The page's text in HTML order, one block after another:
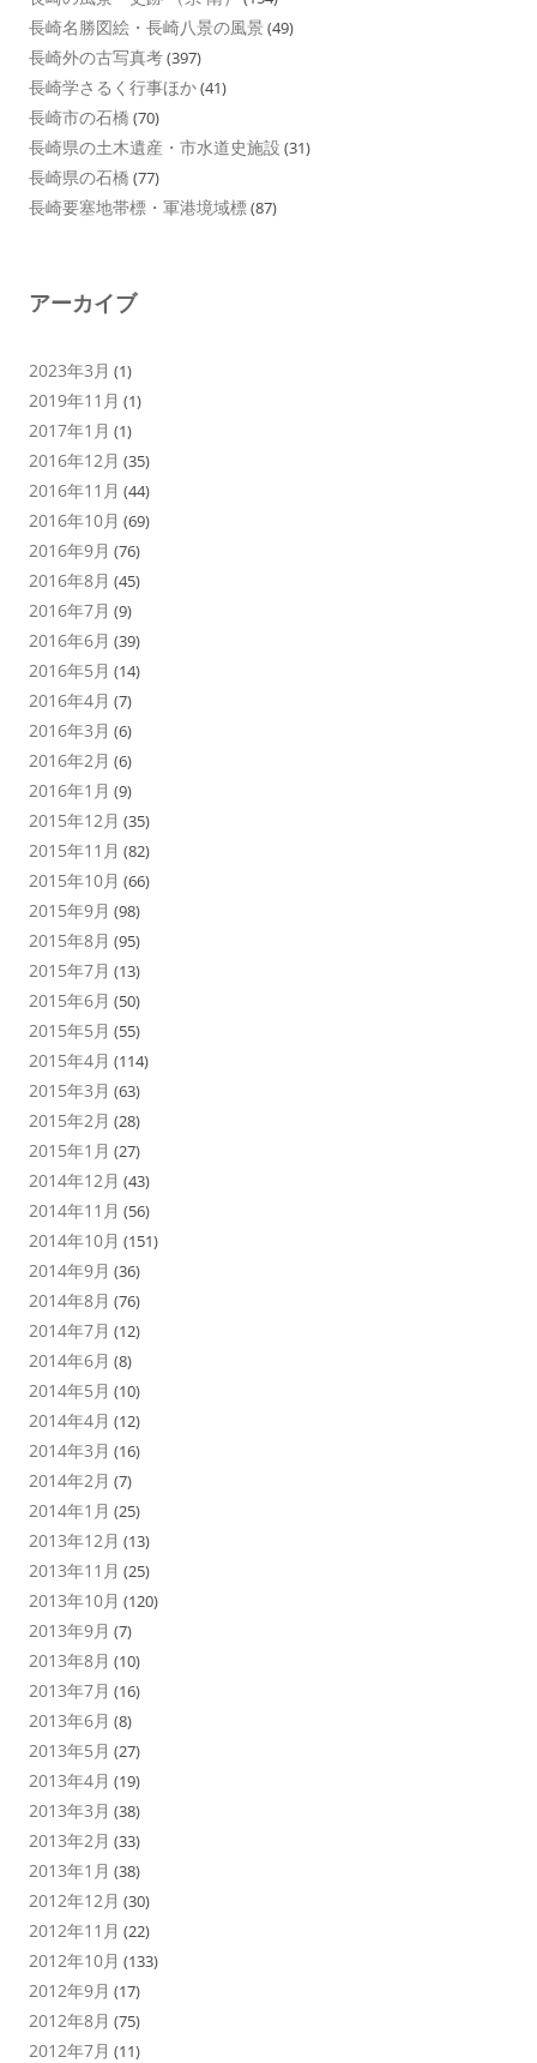
長崎名勝図絵・長崎八景の風景 (49)
長崎外の古写真考(397)
長崎学さるく行事ほか(41)
長崎市の石橋 (70)
長崎県の土木遺産・市水道史施設 (31)
長崎県の石橋 (77)
長崎要塞地帯標・軍港境域標(87)
アーカイブ
2023年3月 (1)
2019年11月 (1)
2017年1月 (1)
2016年12月 (35)
2016年11月 (44)
2016年10月 (69)
2016年9月 (76)
2016年8月 (45)
2016年7月 (9)
2016年6月 (39)
2016年5月 (14)
2016年4月 (7)
2016年3月 (6)
2016年2月 (6)
2016年1月 (9)
2015年12月 (35)
2015年11月 (82)
2015年10月 (66)
2015年9月 (98)
2015年8月 (95)
2015年7月 (13)
2015年6月 (50)
2015年5月 (55)
2015年4月 (114)
2015年3月 (63)
2015年2月 (28)
2015年1月 (27)
2014年12月 (43)
2014年11月 (56)
2014年10月 (151)
2014年9月 (36)
2014年8月 (76)
2014年7月 (12)
2014年6月 (8)
2014年5月 (10)
2014年4月 (12)
2014年3月 (16)
2014年2月 (7)
2014年1月 (25)
2013年12月 (13)
2013年11月 (25)
2013年10月 (120)
2013年9月 (7)
2013年8月 (10)
2013年7月 (16)
2013年6月 (8)
2013年5月 (27)
2013年4月 (19)
2013年3月 (38)
2013年2月 (33)
2013年1月 (38)
2012年12月 (30)
2012年11月 (22)
2012年10月 (133)
2012年9月 (17)
2012年8月 (75)
2012年7月 (11)